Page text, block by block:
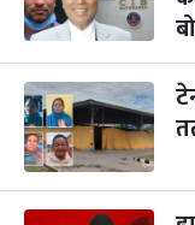
४
५
बिहि
पापा‌ङ्कुशा
कार्तिक ५, २०८३
कुकुर तिहार